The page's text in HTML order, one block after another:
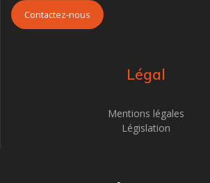
Contactez-nous
Légal
Mentions légales
Législation